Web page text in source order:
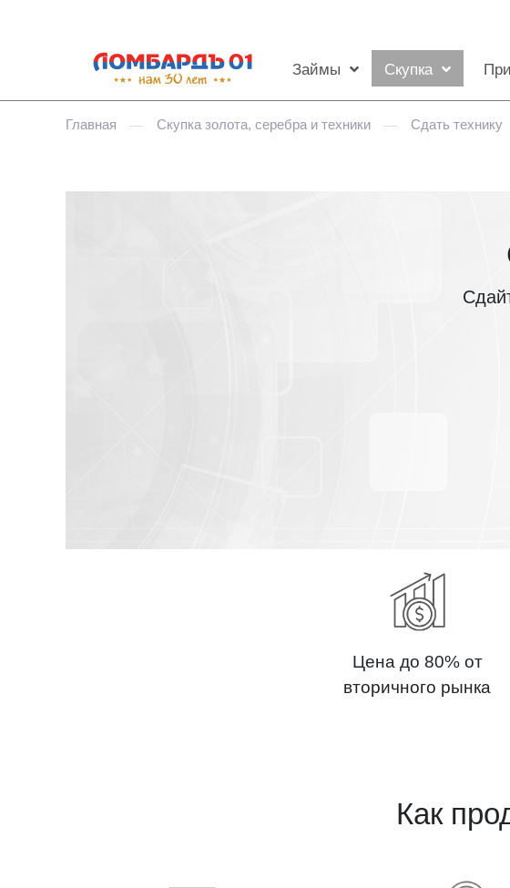
Займы Скупка
Главная — Скупка золота, серебра и техники — Сдать технику
Цена до 80% от
вторичного рынка
Как